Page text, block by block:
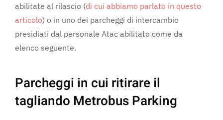
abilitate al rilascio (di cui abbiamo parlato in questo
articolo) o in uno dei parcheggi di intercambio
presidiati dal personale Atac abilitato come da
elenco seguente.
Parcheggi in cui ritirare il
tagliando Metrobus Parking